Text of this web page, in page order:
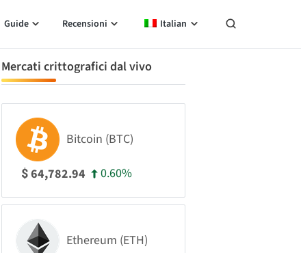
Guide Recensioni Italian
Mercati crittografici dal vivo
Bitcoin (BTC)
$64,782.94 0.60%
Ethereum (ETH)